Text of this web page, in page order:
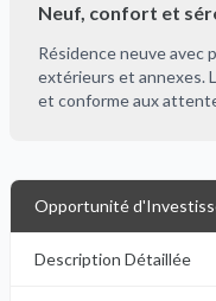
Neuf, confort et
Résidence neuve avec
extérieurs et annexes.
et conforme aux
Opportunité
Description Détaillée